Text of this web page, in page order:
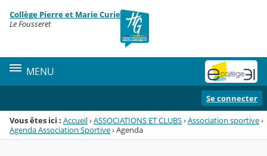
Menu de la rubrique
Contenu
Collège Pierre et Marie Curie
Le Fousseret
MENU
Se connecter
Vous êtes ici : Accueil›ASSOCIATIONS ET CLUBS›Association sportive›
Agenda Association Sportive›Agenda